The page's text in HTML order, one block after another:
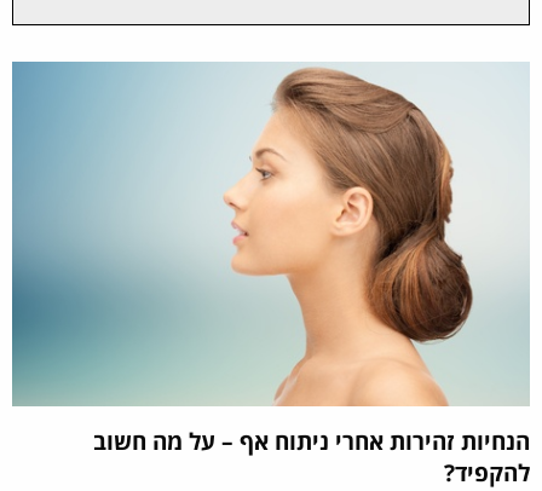
הנחיות זהירות אחרי ניתוח אף – על מה חשוב
להקפיד?